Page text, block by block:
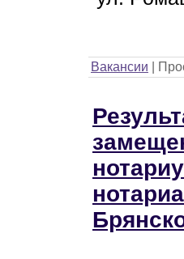
Вакансии